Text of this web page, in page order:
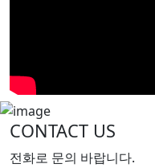
CONTACT US
전화로 문의 바랍니다.